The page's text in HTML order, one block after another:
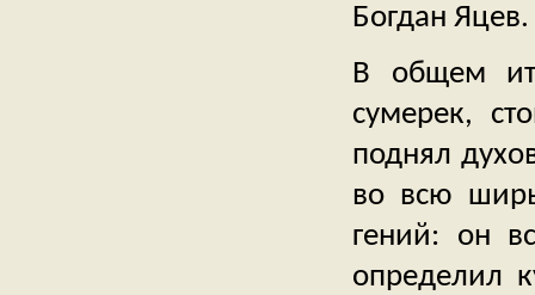
Богдан Яцев.
В общем
сумерек,
поднял
во всю
гений: он
определил